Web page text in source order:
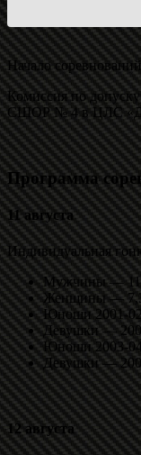
Начало
Комиссия по
СШОР № 4 в ЦЛС
Программа
11 августа
Индивидуальная
Мужчины — 11
Женщины — 7,3
Юноши 2001-
Девушки —
Юноши 2003-
Девушки —
12 августа